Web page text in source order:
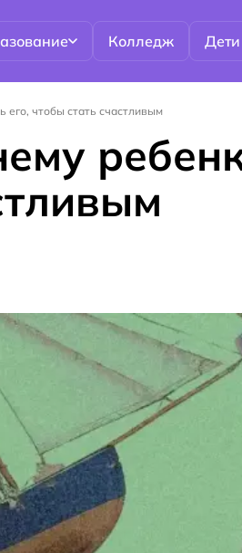
Колледж Дети
его, чтобы стать счастливым